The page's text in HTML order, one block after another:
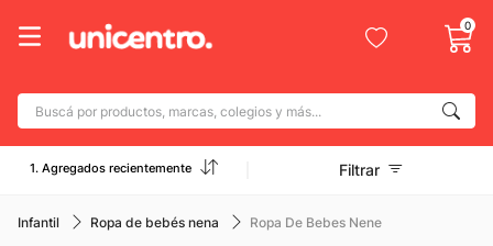
0
Buscá por productos, marcas, colegios y más...
Términos más buscados
1
2. champion
1. Agregados recientemente Filtrar
Infantil Ropa de bebés nena Ropa De Bebes Nene